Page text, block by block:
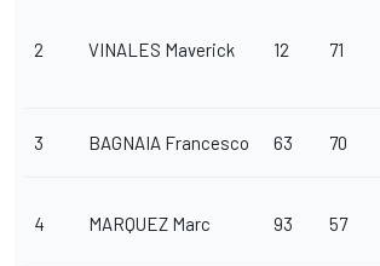
2 VINALES Maverick 12 71
3 BAGNAIA Francesco 63 70
4 MARQUEZ Marc 93 57